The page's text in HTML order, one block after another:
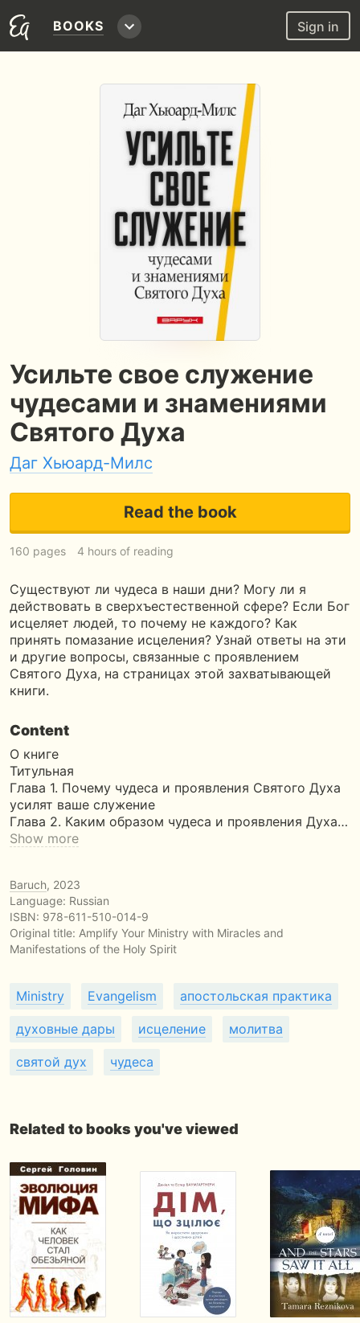
BOOKS Sign in
Усильте свое служение
чудесами и знамениями
Святого Духа
Даг Хьюард-Милс
Read the book
160 pages 4 hours of reading
Существуют ли чудеса в наши дни? Могу ли я
действовать в сверхъестественной сфере? Если Бог
исцеляет людей, то почему не каждого? Как
принять помазание исцеления? Узнай ответы на эти
и другие вопросы, связанные с проявлением
Святого Духа, на страницах этой захватывающей
книги.
Content
О книге
Титульная
Глава 1. Почему чудеса и проявления Святого Духа
усилят ваше служение
Глава 2. Каким образом чудеса и проявления Духа…
Show more
Baruch, 2023
Language: Russian
ISBN: 978-611-510-014-9
Original title: Amplify Your Ministry with Miracles and
Manifestations of the Holy Spirit
Ministry Evangelism апостольская практика
духовные дары исцеление молитва
святой дух чудеса
Related to books you've viewed